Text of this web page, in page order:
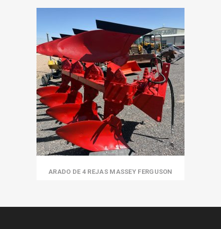
ARADO DE 4 REJAS MASSEY FERGUSON